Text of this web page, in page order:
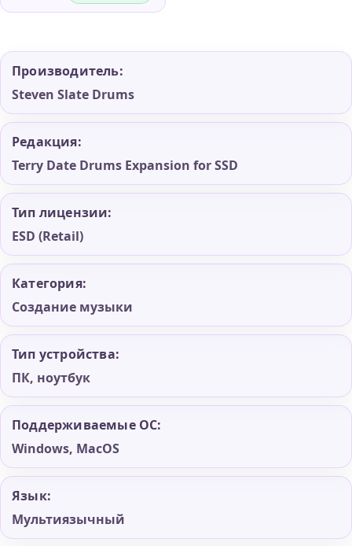
Производитель:
Steven Slate Drums
Редакция:
Terry Date Drums Expansion for SSD
Тип лицензии:
ESD (Retail)
Категория:
Создание музыки
Тип устройства:
ПК, ноутбук
Поддерживаемые ОС:
Windows, MacOS
Язык:
Мультиязычный